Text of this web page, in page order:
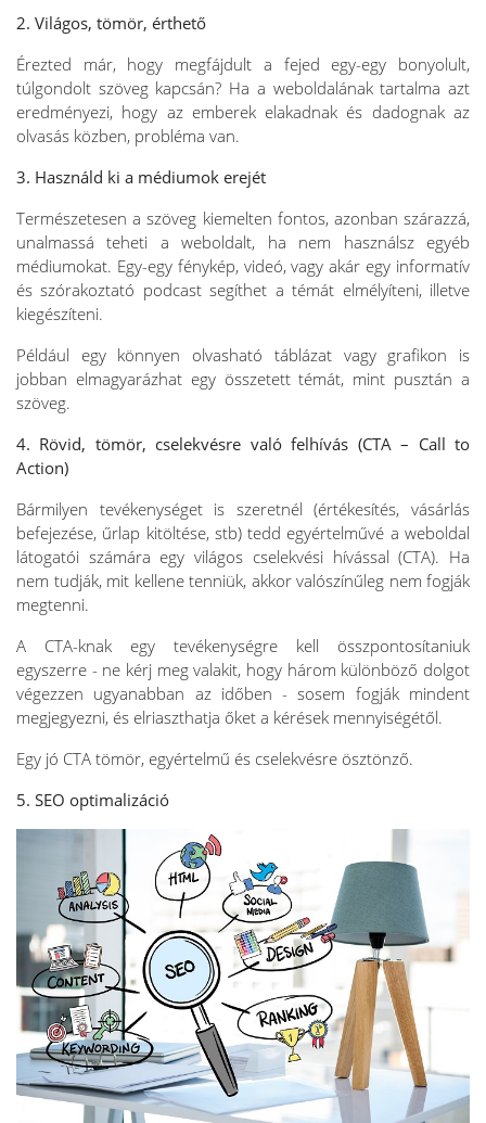
2. Világos, tömör, érthető
Érezted már, hogy megfájdult a fejed egy-egy bonyolult,
túlgondolt szöveg kapcsán? Ha a weboldalának tartalma azt
eredményezi, hogy az emberek elakadnak és dadognak az
olvasás közben, probléma van.
3. Használd ki a médiumok erejét
Természetesen a szöveg kiemelten fontos, azonban szárazzá,
unalmassá teheti a weboldalt, ha nem használsz egyéb
médiumokat. Egy-egy fénykép, videó, vagy akár egy informatív
és szórakoztató podcast segíthet a témát elmélyíteni, illetve
kiegészíteni.
Például egy könnyen olvasható táblázat vagy grafikon is
jobban elmagyarázhat egy összetett témát, mint pusztán a
szöveg.
4. Rövid, tömör, cselekvésre való felhívás (CTA – Call to
Action)
Bármilyen tevékenységet is szeretnél (értékesítés, vásárlás
befejezése, űrlap kitöltése, stb) tedd egyértelművé a weboldal
látogatói számára egy világos cselekvési hívással (CTA). Ha
nem tudják, mit kellene tenniük, akkor valószínűleg nem fogják
megtenni.
A CTA-knak egy tevékenységre kell összpontosítaniuk
egyszerre - ne kérj meg valakit, hogy három különböző dolgot
végezzen ugyanabban az időben - sosem fogják mindent
megjegyezni, és elriaszthatja őket a kérések mennyiségétől.
Egy jó CTA tömör, egyértelmű és cselekvésre ösztönző.
5. SEO optimalizáció